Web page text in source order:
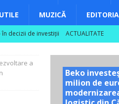
MUZICĂ
decizii de investiții
ACTUALITATE
peste 40% dintre companiile mari din
a
Beko
milion de